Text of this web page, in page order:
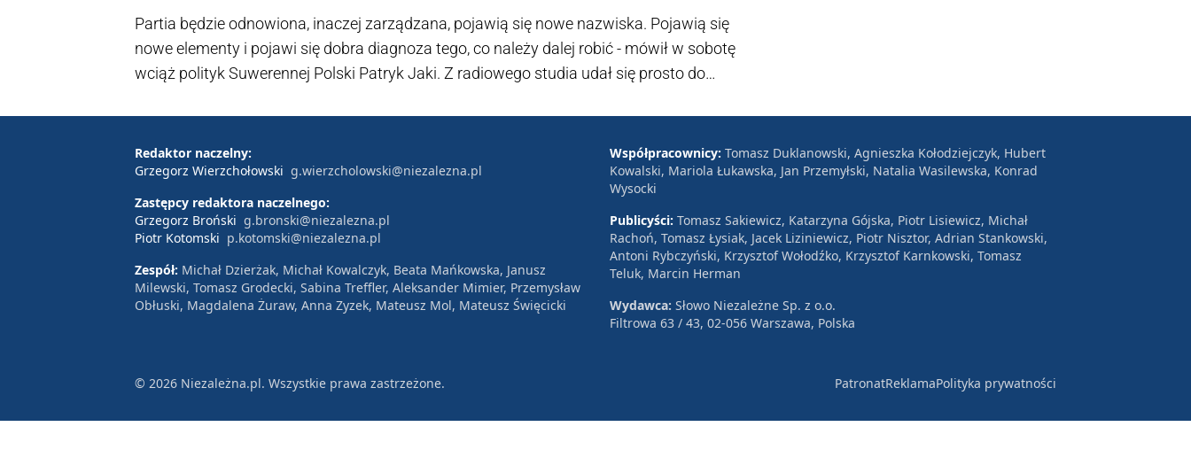
Partia będzie odnowiona, inaczej zarządzana, pojawią się nowe nazwiska. Pojawią się
nowe elementy i pojawi się dobra diagnoza tego, co należy dalej robić - mówił w sobotę
wciąż polityk Suwerennej Polski Patryk Jaki. Z radiowego studia udał się prosto do
Redaktor naczelny:
Grzegorz Wierzchołowski g.wierzcholowski@niezalezna.pl
Zastępcy redaktora naczelnego:
Grzegorz Broński g.bronski@niezalezna.pl
Piotr Kotomski p.kotomski@niezalezna.pl
Zespół: Michał Dzierżak, Michał Kowalczyk, Beata Mańkowska, Janusz
Milewski, Tomasz Grodecki, Sabina Treffler, Aleksander Mimier, Przemysław
Obłuski, Magdalena Żuraw, Anna Zyzek, Mateusz Mol, Mateusz Święcicki
Współpracownicy: Tomasz Duklanowski, Agnieszka Kołodziejczyk, Hubert
Kowalski, Mariola Łukawska, Jan Przemyłski, Natalia Wasilewska, Konrad
Wysocki
Publicyści: Tomasz Sakiewicz, Katarzyna Gójska, Piotr Lisiewicz, Michał
Rachoń, Tomasz Łysiak, Jacek Liziniewicz, Piotr Nisztor, Adrian Stankowski,
Antoni Rybczyński, Krzysztof Wołodźko, Krzysztof Karnkowski, Tomasz
Teluk, Marcin Herman
Wydawca: Słowo Niezależne Sp. z o.o.
Filtrowa 63 / 43, 02-056 Warszawa, Polska
© 2026 Niezależna.pl. Wszystkie prawa zastrzeżone. PatronatReklamaPolityka prywatności